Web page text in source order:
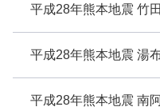
平成28年熊本地震 竹
平成28年熊本地震 湯
平成28年熊本地震 南